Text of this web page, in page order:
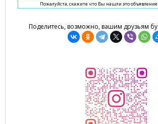
Пожалуйста, скажите что Вы нашли это объявление
Поделитесь, возможно, вашим друзьям